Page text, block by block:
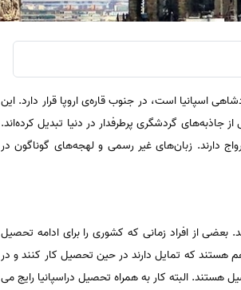
اسپانیا است، در جنوب قاره‌ی اروپا قرار دارد. این
جاذبه‌های گردشگری پرطرفدار در دنیا تبدیل کرده‌اند.
دارند. زبان‌های غیر رسمی و لهجه‌های گوناگون در
بعضی از افراد زمانی که کشوری را برای ادامه تحصیل
هستند که تمایل دارند در حین تحصیل کار کنند و در
هستند. البته کار به همراه تحصیل دراسپانیا رایج می